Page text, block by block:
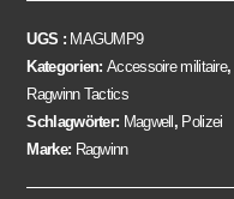
UGS : MAGUMP9
Kategorien:Accessoire militaire,
Ragwinn Tactics
Schlagwörter: Magwell, Polizei
Marke: Ragwinn